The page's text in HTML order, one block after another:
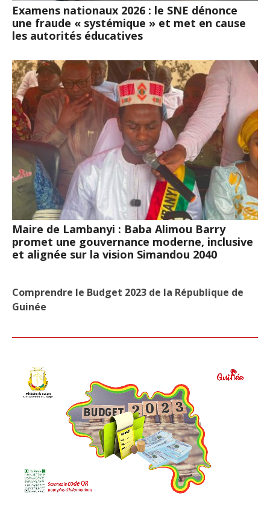
Examens nationaux 2026 : le SNE dénonce
une fraude « systémique » et met en cause
les autorités éducatives
Maire de Lambanyi : Baba Alimou Barry
promet une gouvernance moderne, inclusive
et alignée sur la vision Simandou 2040
Comprendre le Budget 2023 de la République de
Guinée